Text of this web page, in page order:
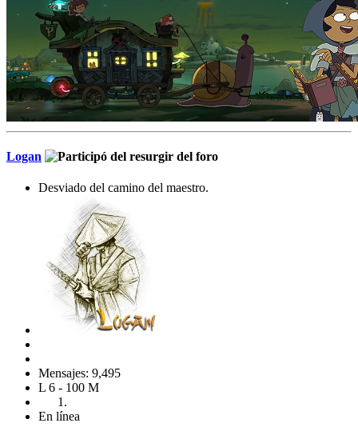
Logan
Desviado del camino del maestro.
Mensajes: 9,495
L 6 - 100 M
En línea